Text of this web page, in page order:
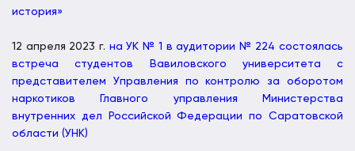
история»
12 апреля 2023 г. на УК № 1 в аудитории № 224 состоялась
встреча студентов Вавиловского университета с
представителем Управления по контролю за оборотом
наркотиков Главного управления Министерства
внутренних дел Российской Федерации по Саратовской
области (УНК)